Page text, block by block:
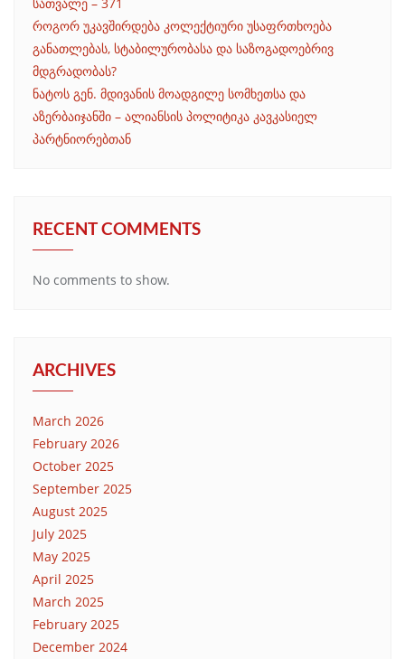
როგორ უკავშირდება კოლექტიური უსაფრთხოება
განათლებას, სტაბილურობასა და საზოგადოებრივ
მდგრადობას?
ნატოს გენ. მდივანის მოადგილე სომხეთსა და
აზერბაიჯანში – ალიანსის პოლიტიკა კავკასიელ
პარტნიორებთან
RECENT COMMENTS
No comments to show.
ARCHIVES
March 2026
February 2026
October 2025
September 2025
August 2025
July 2025
May 2025
April 2025
March 2025
February 2025
December 2024